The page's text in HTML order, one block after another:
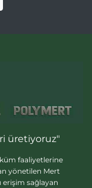
üretiyoruz"
faaliyetlerine
yönetilen Mert
erişim sağlayan